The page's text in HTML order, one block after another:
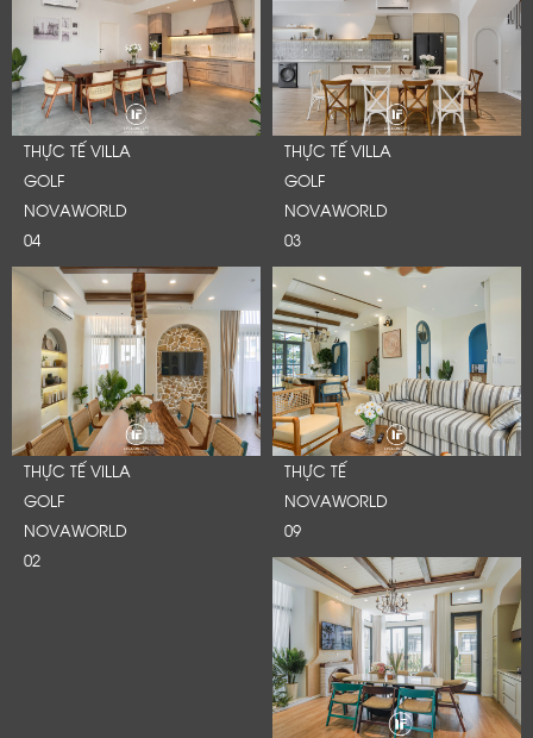
THỰC TẾ VILLA
GOLF
NOVAWORLD
04
THỰC TẾ VILLA
GOLF
NOVAWORLD
03
THỰC TẾ VILLA
GOLF
NOVAWORLD
02
THỰC TẾ
NOVAWORLD
09